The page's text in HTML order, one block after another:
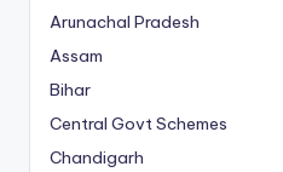
Arunachal Pradesh
Assam
Bihar
Central Govt Schemes
Chandigarh